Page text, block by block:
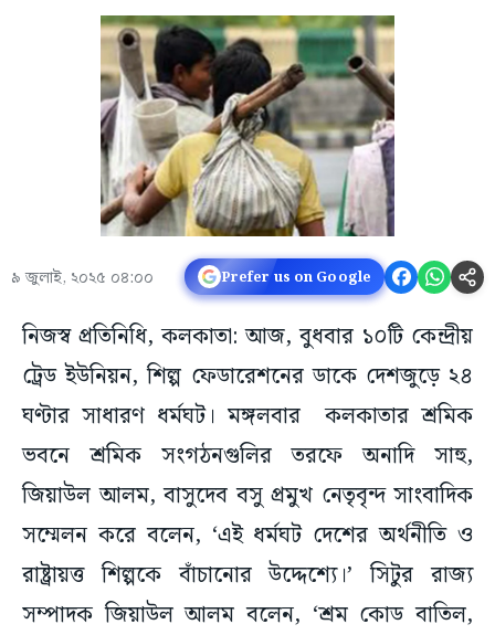
৯ জুলাই, ২০২৫ ০৪:০০ Prefer us on Google
নিজস্ব প্রতিনিধি, কলকাতা: আজ, বুধবার ১০টি কেন্দ্রীয়
ট্রেড ইউনিয়ন, শিল্প ফেডারেশনের ডাকে দেশজুড়ে ২৪
ঘণ্টার সাধারণ ধর্মঘট। মঙ্গলবার কলকাতার শ্রমিক
ভবনে শ্রমিক সংগঠনগুলির তরফে অনাদি সাহু,
জিয়াউল আলম, বাসুদেব বসু প্রমুখ নেতৃবৃন্দ সাংবাদিক
সম্মেলন করে বলেন, ‘এই ধর্মঘট দেশের অর্থনীতি ও
রাষ্ট্রায়ত্ত শিল্পকে বাঁচানোর উদ্দেশ্যে।’ সিটুর রাজ্য
সম্পাদক জিয়াউল আলম বলেন, ‘শ্রম কোড বাতিল,